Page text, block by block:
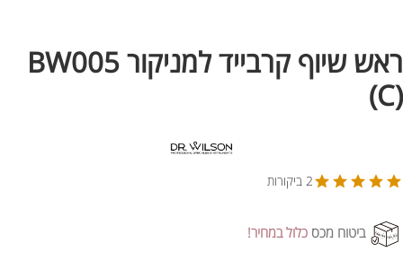
ראש שיוף קרבייד למניקור BW005
(C)
2 ביקורות
ביטוח מכס כלול במחיר!